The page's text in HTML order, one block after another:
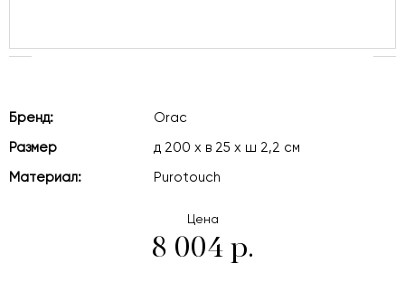
Бренд:
Orac
Размер
д 200 x в 25 x ш 2,2 см
Материал:
Purotouch
Цена
8 004 р.